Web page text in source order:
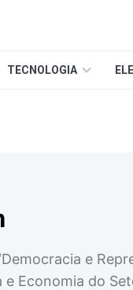
TECNOLOGIA
e
Economia do